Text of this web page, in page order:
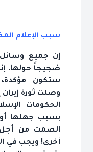
سبب الإعلام
إن جميع وسائل
ضجيجاً حولها.
ستكون
وصلت ثورة
الحكومات
بسبب جهلها
الصمت من أجل
أخرى! ويجب في